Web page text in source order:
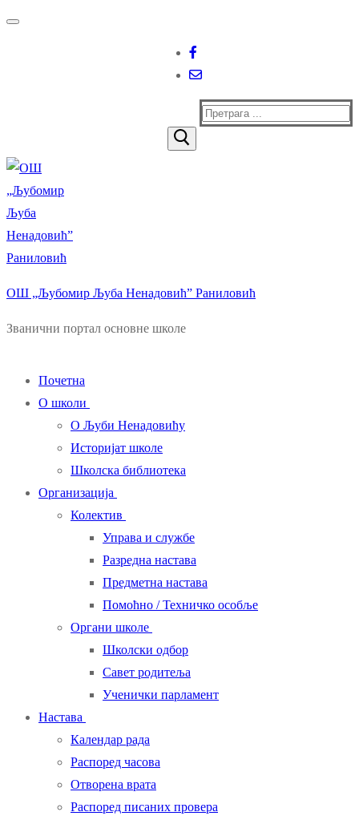
Прескочи
Изборник
Затворити
Тражи
ОШ „Љубомир Љуба Ненадовић” Раниловић
Званични портал основне школе
Почетна
О школи
О Љуби Ненадовићу
Историјат школе
Школска библиотека
Организација
Колектив
Управа и службе
Разредна настава
Предметна настава
Помоћно / Техничко особље
Органи школе
Школски одбор
Савет родитеља
Ученички парламент
Настава
Календар рада
Распоред часова
Отворена врата
Распоред писаних провера